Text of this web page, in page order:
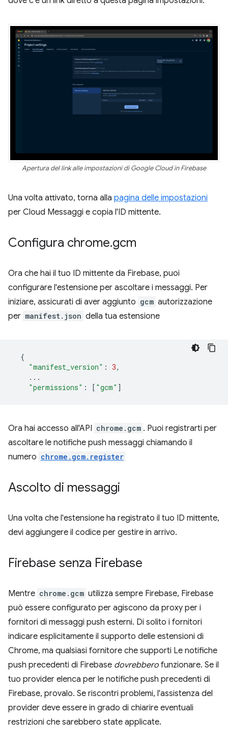
Apertura del link alle impostazioni di Google Cloud in Firebase
Una volta attivato, torna alla pagina delle impostazioni
per Cloud Messaggi e copia l'ID mittente.
Configura chrome.gcm
Ora che hai il tuo ID mittente da Firebase, puoi
configurare l'estensione per ascoltare i messaggi. Per
iniziare, assicurati di aver aggiunto gcm autorizzazione
per manifest.json della tua estensione
{
"manifest_version" : 3,
...
"permissions" : [ "gcm" ]
Ora hai accesso all'API chrome.gcm . Puoi registrarti per
ascoltare le notifiche push messaggi chiamando il
numero chrome.gcm.register
Ascolto di messaggi
Una volta che l'estensione ha registrato il tuo ID mittente,
devi aggiungere il codice per gestire in arrivo.
Firebase senza Firebase
Mentre chrome.gcm utilizza sempre Firebase, Firebase
può essere configurato per agiscono da proxy per i
fornitori di messaggi push esterni. Di solito i fornitori
indicare esplicitamente il supporto delle estensioni di
Chrome, ma qualsiasi fornitore che supporti Le notifiche
push precedenti di Firebase dovrebbero funzionare. Se il
tuo provider elenca per le notifiche push precedenti di
Firebase, provalo. Se riscontri problemi, l'assistenza del
provider deve essere in grado di chiarire eventuali
restrizioni che sarebbero state applicate.